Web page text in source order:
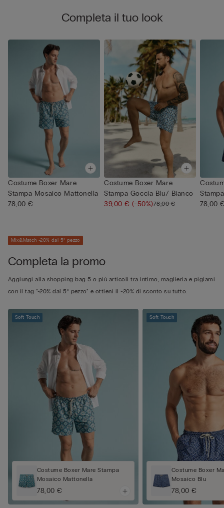
Completa il tuo look
Costume Boxer Mare
Stampa Mosaico Mattonella
78,00 €
Costume Boxer Mare
Stampa Goccia Blu/ Bianco
39,00 €(-50%)78,00 €
78,00
Mix&Match -20% dal 5° pezzo
Completa la promo
Aggiungi alla shopping bag 5 o più articoli tra intimo, maglieria e pigiami
con il tag "-20% dal 5° pezzo" e ottieni il -20% di sconto su tutto.
Soft Touch
Costume Boxer Mare Stampa
Mosaico Mattonella
78,00 €
Soft Touch
Costume Boxer
Mosaico Blu
78,00 €